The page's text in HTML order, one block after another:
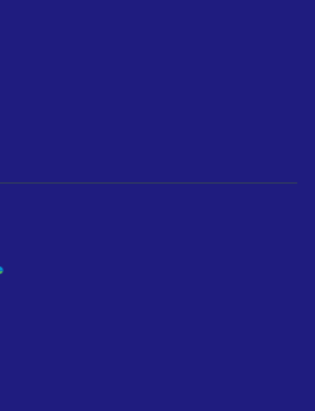
Mastercard
оплате UnionPay
по оплате Мир